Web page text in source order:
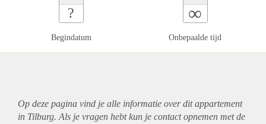
?
Begindatum
∞
Onbepaalde tijd
Op deze pagina vind je alle informatie over ditappartement
in Tilburg. Als je vragen hebt kun je contact opnemen met de